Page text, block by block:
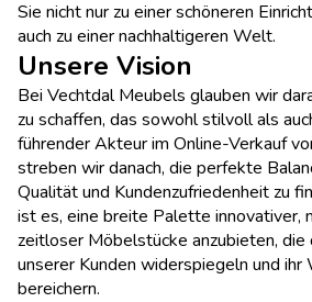
Sie nicht nur zu einer schöneren
auch zu einer nachhaltigeren Welt.
Unsere Vision
Bei Vechtdal Meubels glauben wir
zu schaffen, das sowohl stilvoll als
führender Akteur im Online-Verkauf
streben wir danach, die perfekte
Qualität und Kundenzufriedenheit zu
ist es, eine breite Palette innovativer,
zeitloser Möbelstücke anzubieten, die
unserer Kunden widerspiegeln und ihr
bereichern.